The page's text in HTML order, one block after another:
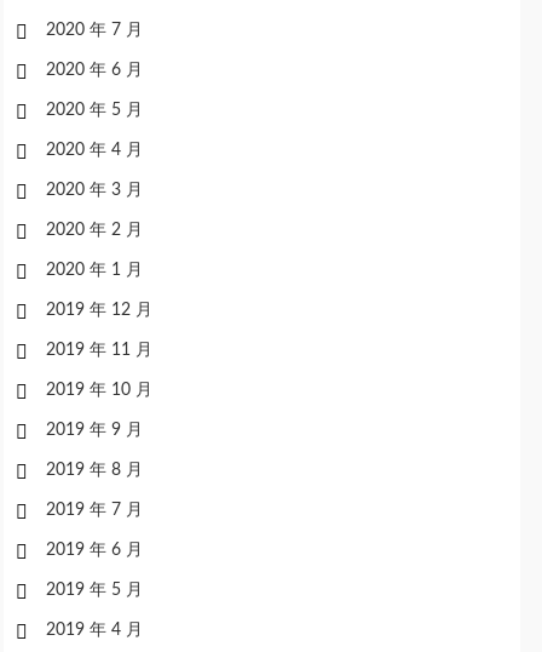
2020 年 7 月
2020 年 6 月
2020 年 5 月
2020 年 4 月
2020 年 3 月
2020 年 2 月
2020 年 1 月
2019 年 12 月
2019 年 11 月
2019 年 10 月
2019 年 9 月
2019 年 8 月
2019 年 7 月
2019 年 6 月
2019 年 5 月
2019 年 4 月